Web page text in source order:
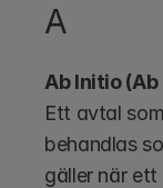
A
Ab Initio
Ett avtal
behandlas
gäller när